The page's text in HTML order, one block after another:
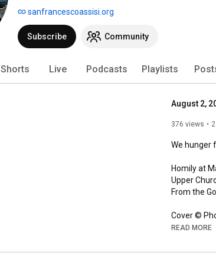
sanfrancescoassisi.org
Subscribe Community
Shorts Live Podcasts Playlists
August 2,
376 views
We hunger
Homily at
Upper
From the
Cover ©
crowd
South
READ MORE